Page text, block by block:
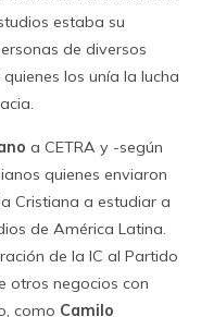
Cano
aprovechó sus
y sindicales
de CETRA. En julio
de $240 mil a $3
Villegas con el 49% de
se queda
se retira
Cano a la